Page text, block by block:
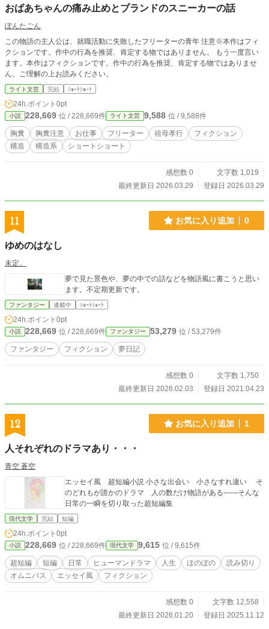
おばあちゃんの痛み止めとブランドのスニーカーの話
ぽんたごん
この物語の主人公は、就職活動に失敗したフリーターの青年 注意※本作はフィ
クションです。作中の行為を推奨、肯定する物ではありません。 もう一度言い
ます。本作はフィクションです。作中の行為を推奨、肯定する物ではありませ
ん。ご理解の上お読みください。
ライト文芸 完結 ｼｮｰﾄｼｮｰﾄ
24h.ポイント 0pt
小説 228,669 位 / 228,669件 ライト文芸 9,588 位 / 9,588件
胸糞 胸糞注意 お仕事 フリーター 祖母孝行
フィクション
構造
構造系 ショートショート
感想数 0
文字数 1,019
最終更新日 2026.03.29
登録日 2026.03.29
11 お気に入り追加 0
ゆめのはなし
未定。
夢で見た景色や、夢の中での話などを物語風に書こうと思い
ます。不定期更新です。
ファンタジー 連載中 ｼｮｰﾄｼｮｰﾄ
24h.ポイント 0pt
小説 228,669 位 / 228,669件 ファンタジー 53,279 位 / 53,279件
ファンタジー フィクション 夢日記
感想数 0
文字数 1,750
最終更新日 2026.02.03
登録日 2021.04.23
12 お気に入り追加 1
人それぞれのドラマあり・・・
青空 蒼空
エッセイ風 超短編小説 小さな出会い 小さなすれ違い そ
のどれもが誰かのドラマ 人の数だけ物語がある――そんな
日常の一瞬を切り取った超短編集
現代文学 完結 短編
24h.ポイント 0pt
小説 228,669 位 / 228,669件 現代文学 9,615 位 / 9,615件
超短編 短編 日常 ヒューマンドラマ 人生 ほのぼの
読み切り
オムニバス
エッセイ風 フィクション
感想数 0
文字数 12,558
最終更新日 2026.01.20
登録日 2025.11.12